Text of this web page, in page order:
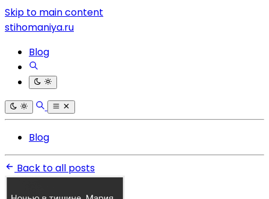
Skip to main content
stihomaniya.ru
Blog
Blog
Back to all posts